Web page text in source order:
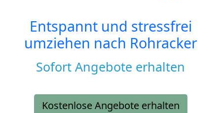
Entspannt und stressfrei
umziehen nach Rohracker
Sofort Angebote erhalten
Kostenlose Angebote erhalten